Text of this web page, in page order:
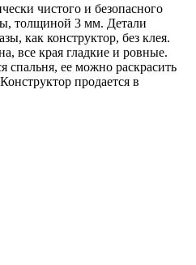
чистого и безопасного
толщиной 3 мм. Детали
как конструктор, без клея.
все края гладкие и ровные.
спальня, ее можно раскрасить
продается в